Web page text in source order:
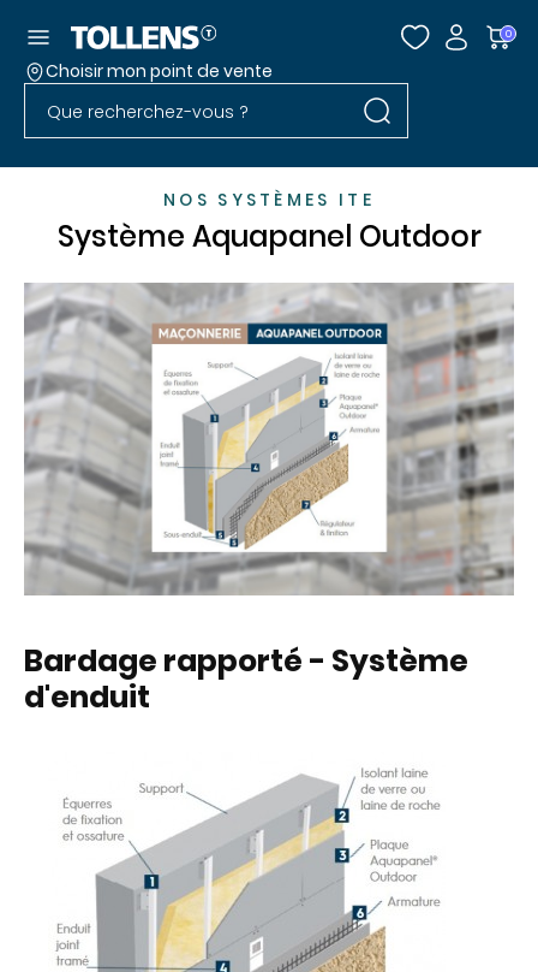
0
Passer la liste des magasins et aller au pied
Choisir mon point de vente
Rechercher dans le site Rechercher
Accéder au menu
NOS SYSTÈMES ITE
Système Aquapanel Outdoor
Bardage rapporté - Système
d'enduit